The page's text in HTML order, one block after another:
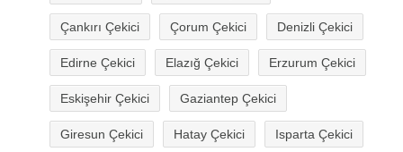
Çankırı Çekici Çorum Çekici Denizli Çekici
Edirne Çekici Elazığ Çekici Erzurum Çekici
Eskişehir Çekici Gaziantep Çekici
Giresun Çekici Hatay Çekici Isparta Çekici